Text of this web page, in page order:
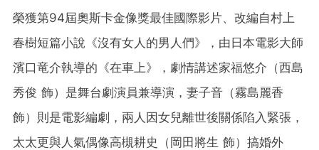
榮獲第94屆奧斯卡金像獎最佳國際影片、改編自村上
春樹短篇小說《沒有女人的男人們》，由日本電影大師
濱口竜介執導的《在車上》，劇情講述家福悠介（西島
秀俊 飾）是舞台劇演員兼導演，妻子音（霧島麗香
飾）則是電影編劇，兩人因女兒離世後關係陷入緊張，
太太更與人氣偶像高槻耕史（岡田將生 飾）搞婚外